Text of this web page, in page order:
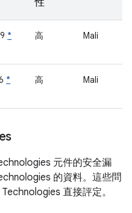
性
* 高 Mali
* 高 Mali
元件的安全漏
的資料。這些問
直接評定。